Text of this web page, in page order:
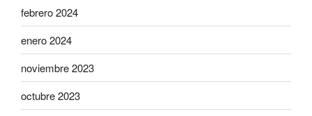
febrero 2024
enero 2024
noviembre 2023
octubre 2023